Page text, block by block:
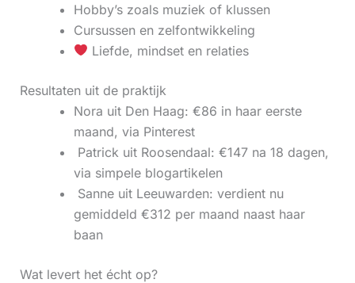
Hobby’s zoals muziek of klussen
Cursussen en zelfontwikkeling
Liefde, mindset en relaties
Resultaten uit de praktijk
Nora uit Den Haag: €86 in haar eerste
maand, via Pinterest
‍ Patrick uit Roosendaal: €147 na 18 dagen,
via simpele blogartikelen
‍ Sanne uit Leeuwarden: verdient nu
gemiddeld €312 per maand naast haar
baan
Wat levert het écht op?